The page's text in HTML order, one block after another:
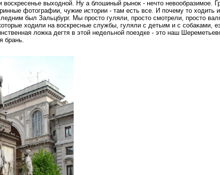
воскресенье выходной. Ну а блошиный рынок - нечто невообразимое.
фотографии, чужие истории - там есть все. И почему то ходить
был Зальцбург. Мы просто гуляли, просто смотрели, просто
ходили на воскресные службы, гуляли с детьим и с собаками,
ложка дегтя в этой недельной поездке - это наш
брань.